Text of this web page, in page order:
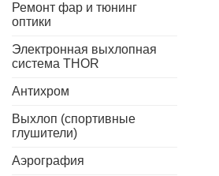
Ремонт фар и тюнинг
оптики
Электронная выхлопная
система THOR
Антихром
Выхлоп (спортивные
глушители)
Аэрография